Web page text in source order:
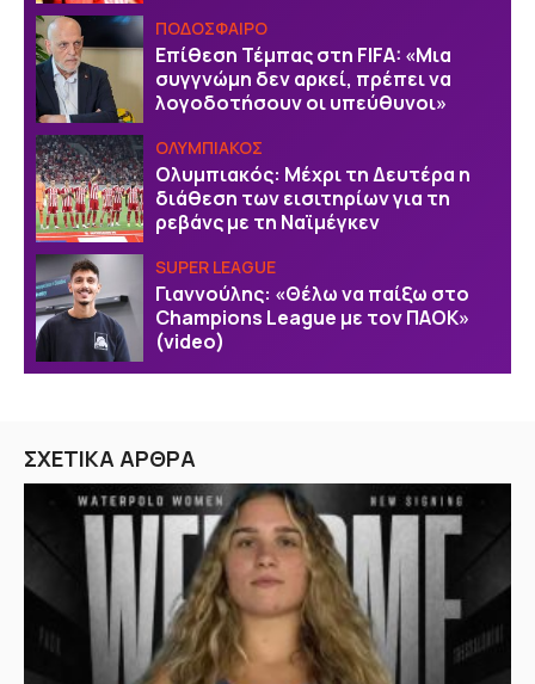
ΠΟΔΟΣΦΑΙΡΟ
Επίθεση Τέμπας στη FIFA: «Μια
συγγνώμη δεν αρκεί, πρέπει να
λογοδοτήσουν οι υπεύθυνοι»
ΟΛΥΜΠΙΑΚΟΣ
Ολυμπιακός: Μέχρι τη Δευτέρα η
διάθεση των εισιτηρίων για τη
ρεβάνς με τη Ναϊμέγκεν
SUPER LEAGUE
Γιαννούλης: «Θέλω να παίξω στο
Champions League με τον ΠΑΟΚ»
(video)
ΣΧΕΤΙΚΑ ΑΡΘΡΑ